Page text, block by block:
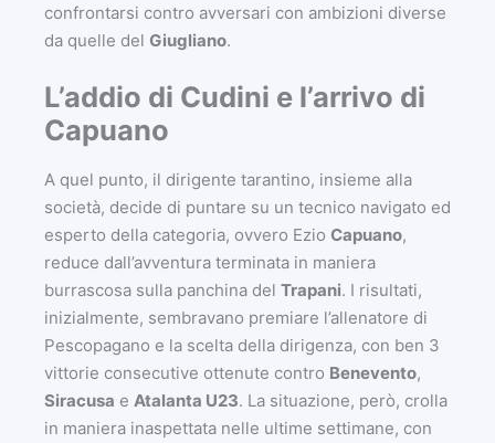
confrontarsi contro avversari con ambizioni diverse
da quelle del Giugliano.
L’addio di Cudini e l’arrivo di
Capuano
A quel punto, il dirigente tarantino, insieme alla
società, decide di puntare su un tecnico navigato ed
esperto della categoria, ovvero Ezio Capuano,
reduce dall’avventura terminata in maniera
burrascosa sulla panchina del Trapani. I risultati,
inizialmente, sembravano premiare l’allenatore di
Pescopagano e la scelta della dirigenza, con ben 3
vittorie consecutive ottenute contro Benevento,
Siracusa e Atalanta U23. La situazione, però, crolla
in maniera inaspettata nelle ultime settimane, con